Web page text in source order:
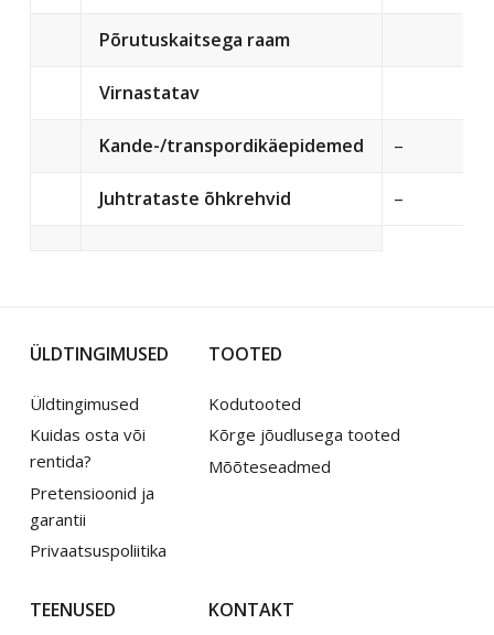
Põrutuskaitsega raam
Virnastatav
Kande-/transpordikäepidemed –
Juhtrataste õhkrehvid –
ÜLDTINGIMUSED
Üldtingimused
Kuidas osta või
rentida?
Pretensioonid ja
garantii
Privaatsuspoliitika
TOOTED
Kodutooted
Kõrge jõudlusega tooted
Mõõteseadmed
TEENUSED KONTAKT